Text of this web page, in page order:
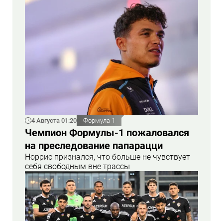
4 Августа 01:20 Формула 1
Чемпион Формулы-1 пожаловался
на преследование папарацци
Норрис признался, что больше не чувствует
себя свободным вне трассы